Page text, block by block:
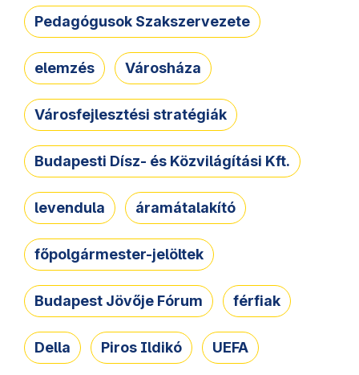
Pedagógusok Szakszervezete
elemzés Városháza
Városfejlesztési stratégiák
Budapesti Dísz- és Közvilágítási Kft.
levendula áramátalakító
főpolgármester-jelöltek
Budapest Jövője Fórum férfiak
Della Piros Ildikó UEFA